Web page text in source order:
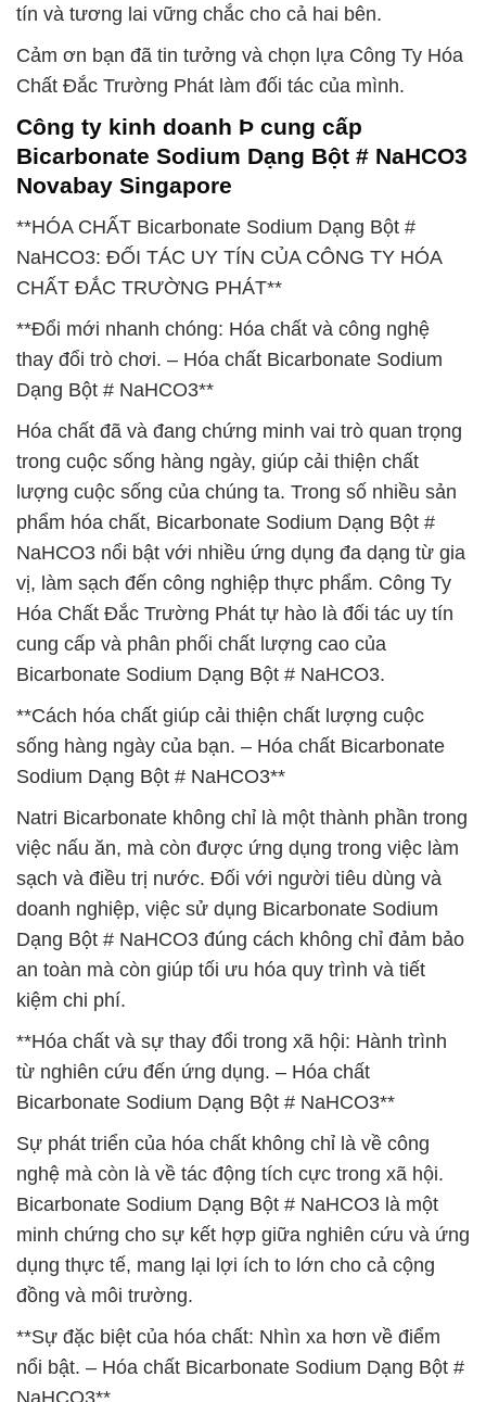
tín và tương lai vững chắc cho cả hai bên.
Cảm ơn bạn đã tin tưởng và chọn lựa Công Ty Hóa
Chất Đắc Trường Phát làm đối tác của mình.
Công ty kinh doanh Þ cung cấp
Bicarbonate Sodium Dạng Bột # NaHCO3
Novabay Singapore
**HÓA CHẤT Bicarbonate Sodium Dạng Bột #
NaHCO3: ĐỐI TÁC UY TÍN CỦA CÔNG TY HÓA
CHẤT ĐẮC TRƯỜNG PHÁT**
**Đổi mới nhanh chóng: Hóa chất và công nghệ
thay đổi trò chơi. – Hóa chất Bicarbonate Sodium
Dạng Bột # NaHCO3**
Hóa chất đã và đang chứng minh vai trò quan trọng
trong cuộc sống hàng ngày, giúp cải thiện chất
lượng cuộc sống của chúng ta. Trong số nhiều sản
phẩm hóa chất, Bicarbonate Sodium Dạng Bột #
NaHCO3 nổi bật với nhiều ứng dụng đa dạng từ gia
vị, làm sạch đến công nghiệp thực phẩm. Công Ty
Hóa Chất Đắc Trường Phát tự hào là đối tác uy tín
cung cấp và phân phối chất lượng cao của
Bicarbonate Sodium Dạng Bột # NaHCO3.
**Cách hóa chất giúp cải thiện chất lượng cuộc
sống hàng ngày của bạn. – Hóa chất Bicarbonate
Sodium Dạng Bột # NaHCO3**
Natri Bicarbonate không chỉ là một thành phần trong
việc nấu ăn, mà còn được ứng dụng trong việc làm
sạch và điều trị nước. Đối với người tiêu dùng và
doanh nghiệp, việc sử dụng Bicarbonate Sodium
Dạng Bột # NaHCO3 đúng cách không chỉ đảm bảo
an toàn mà còn giúp tối ưu hóa quy trình và tiết
kiệm chi phí.
**Hóa chất và sự thay đổi trong xã hội: Hành trình
từ nghiên cứu đến ứng dụng. – Hóa chất
Bicarbonate Sodium Dạng Bột # NaHCO3**
Sự phát triển của hóa chất không chỉ là về công
nghệ mà còn là về tác động tích cực trong xã hội.
Bicarbonate Sodium Dạng Bột # NaHCO3 là một
minh chứng cho sự kết hợp giữa nghiên cứu và ứng
dụng thực tế, mang lại lợi ích to lớn cho cả cộng
đồng và môi trường.
**Sự đặc biệt của hóa chất: Nhìn xa hơn về điểm
nổi bật. – Hóa chất Bicarbonate Sodium Dạng Bột #
NaHCO3**